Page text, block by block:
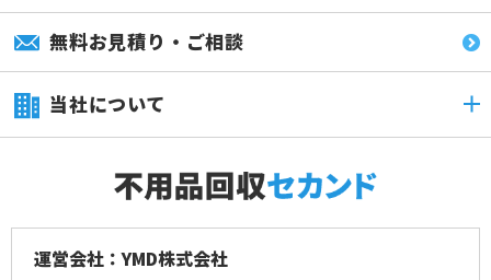
無料お見積り・ご相談
当社について
運営会社：YMD株式会社